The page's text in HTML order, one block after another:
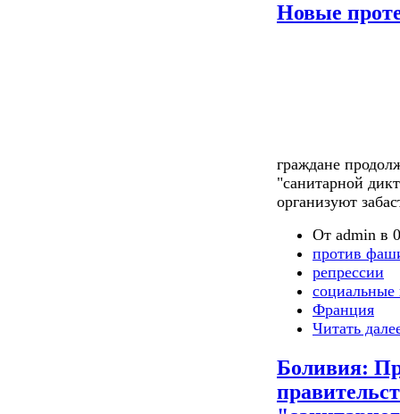
Новые
граждане
"санитарной
организуют
От admin в
против
репрессии
социальные
Франция
Читать
Боливия: